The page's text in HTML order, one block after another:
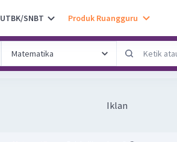
UTBK/SNBT Produk Ruangguru
Iklan